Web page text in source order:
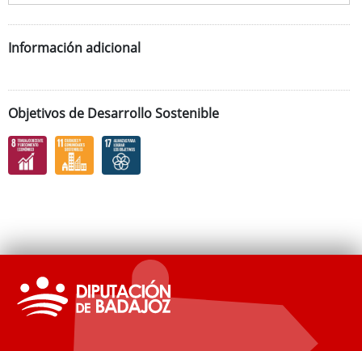
Información adicional
Objetivos de Desarrollo Sostenible